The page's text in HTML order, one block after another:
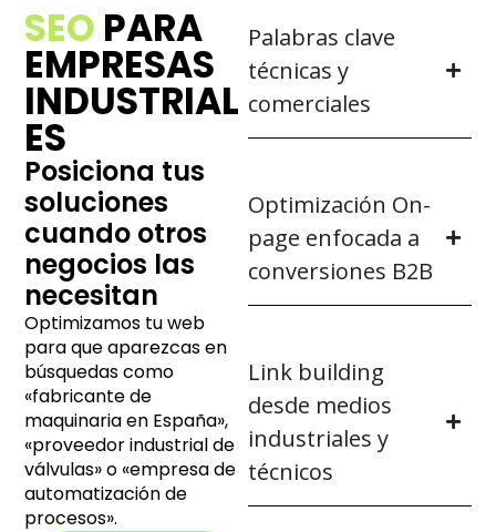
SEO PARA
EMPRESAS
INDUSTRIAL
ES
Posiciona tus
soluciones
cuando otros
negocios las
necesitan
Optimizamos tu web
para que aparezcas en
búsquedas como
«fabricante de
maquinaria en España»,
«proveedor industrial de
válvulas» o «empresa de
automatización de
procesos».
Palabras clave
técnicas y
comerciales
Optimización On-
page enfocada a
conversiones B2B
Link building
desde medios
industriales y
técnicos